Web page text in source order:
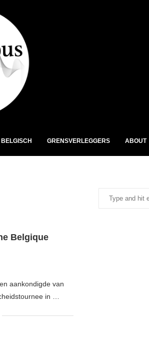
BELGISCH GRENSVERLEGGERS ABOUT
Belgique
aankondigde van
in …